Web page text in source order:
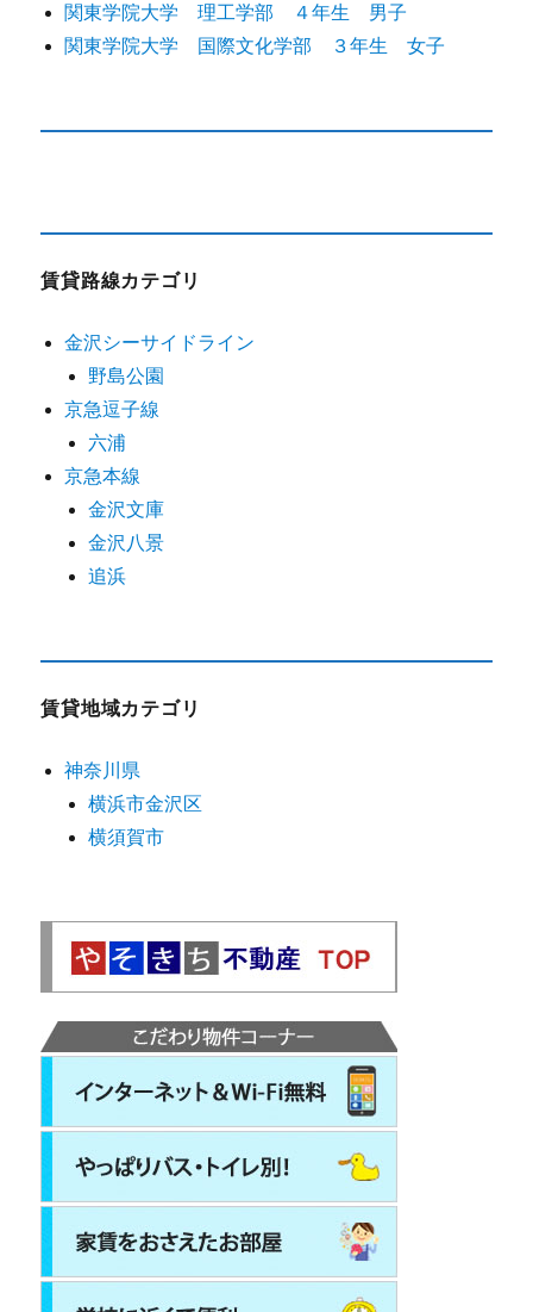
関東学院大学 理工学部 ４年生 男子
関東学院大学 国際文化学部 ３年生 女子
賃貸路線カテゴリ
金沢シーサイドライン
野島公園
京急逗子線
六浦
京急本線
金沢文庫
金沢八景
追浜
賃貸地域カテゴリ
神奈川県
横浜市金沢区
横須賀市